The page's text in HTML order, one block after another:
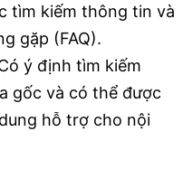
tìm kiếm thông tin và
gặp (FAQ).
ý định tìm kiếm
gốc và có thể được
hỗ trợ cho nội